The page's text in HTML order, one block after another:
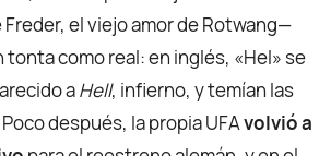
el viejo amor de Rotwang—
tonta como real: en inglés, «Hel» se
aHell, infierno, y temían las
después, la propia UFAvolvió a